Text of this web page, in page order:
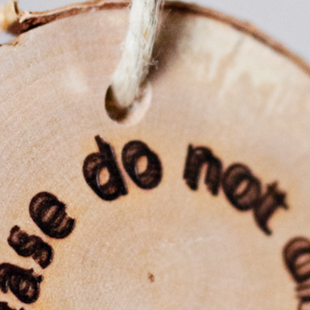
KIRUNA
rätt Ta sig till oss Midnattssol i Kiruna Norrsken i
Sök efter:
Sök
SV